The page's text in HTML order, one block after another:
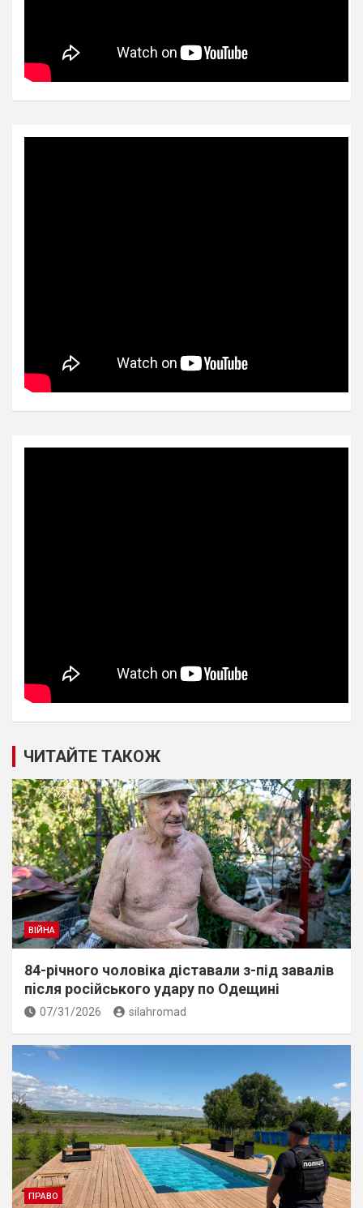
ЧИТАЙТЕ ТАКОЖ
ВІЙНА
84-річного чоловіка діставали з-під завалів
пiсля росiйського удару по Одещині
07/31/2026 silahromad
ПРАВО